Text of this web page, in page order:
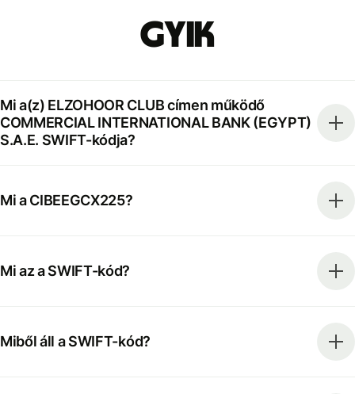
GYIK
Mi a(z) ELZOHOOR CLUB címen működő
COMMERCIAL INTERNATIONAL BANK (EGYPT)
S.A.E. SWIFT-kódja?
Mi a CIBEEGCX225?
Mi az a SWIFT-kód?
Miből áll a SWIFT-kód?